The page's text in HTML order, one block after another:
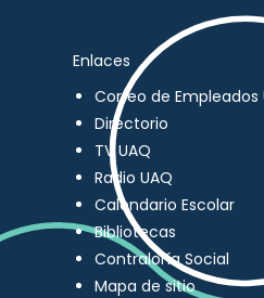
Enlaces
Correo de Empleados
Directorio
TV UAQ
Radio UAQ
Calendario Escolar
Bibliotecas
Contraloría Social
Mapa de sitio